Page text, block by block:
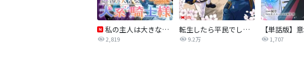
私の主人は大きな犬系騎士様
2,819
転生したら平民でした。～生活水準に耐えられないので貴族を目指します～（コミック）
9.2万 1,707